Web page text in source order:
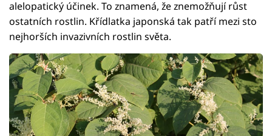
alelopatický účinek. To znamená, že znemožňují růst
ostatních rostlin. Křídlatka japonská tak patří mezi sto
nejhorších invazivních rostlin světa.